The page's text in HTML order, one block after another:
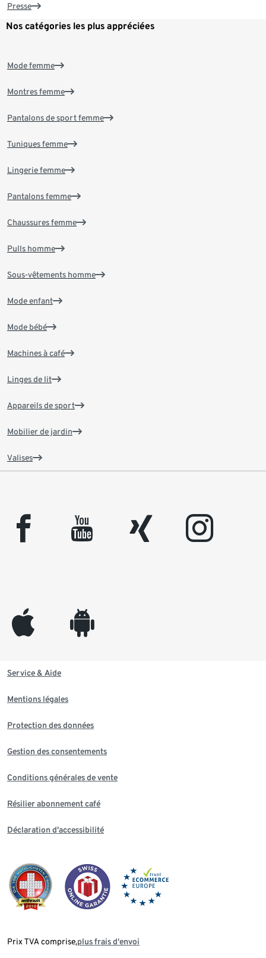
Presse
Nos catégories les plus appréciées
Mode femme
Montres femme
Pantalons de sport femme
Tuniques femme
Lingerie femme
Pantalons femme
Chaussures femme
Pulls homme
Sous-vêtements homme
Mode enfant
Mode bébé
Machines à café
Linges de lit
Appareils de sport
Mobilier de jardin
Valises
facebook youtube xing instagram
appleinc android
Service & Aide
Mentions légales
Protection des données
Gestion des consentements
Conditions générales de vente
Résilier abonnement café
Déclaration d'accessibilité
Prix TVA comprise,plus frais d‘envoi